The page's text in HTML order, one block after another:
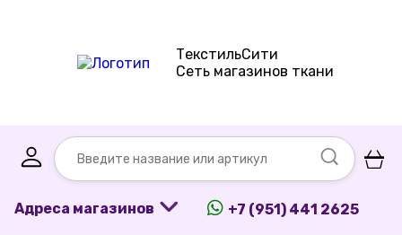
ТекстильСити
Сеть магазинов ткани
Адреса магазинов +7 (951) 441 2625